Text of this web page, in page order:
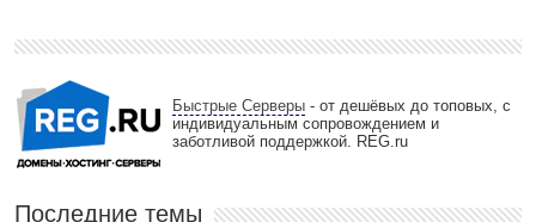
Быстрые Серверы - от дешёвых до топовых, с
индивидуальным сопровождением и
заботливой поддержкой. REG.ru
Последние темы